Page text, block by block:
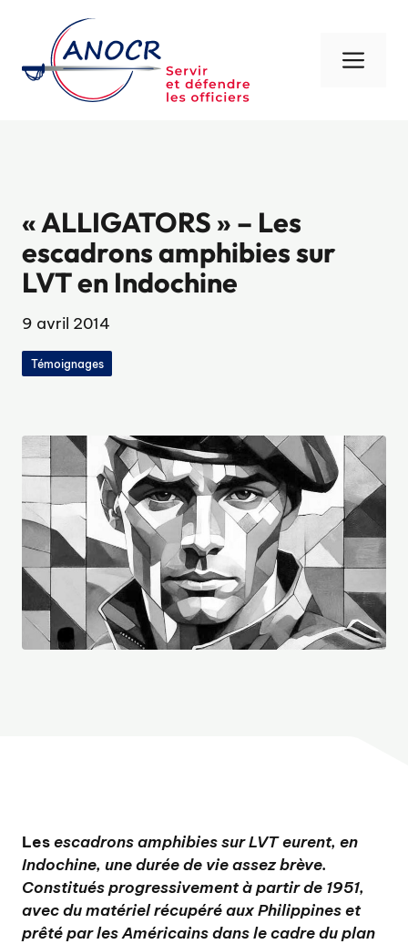
contenu
« ALLIGATORS » – Les
escadrons amphibies sur
LVT en Indochine
9 avril 2014
Témoignages
Lesescadrons amphibies sur LVT eurent, en
Indochine, une durée de vie assez brève.
Constitués progressivement à partir de 1951,
avec du matériel récupéré aux Philippines et
prêté par les Américains dans le cadre du plan